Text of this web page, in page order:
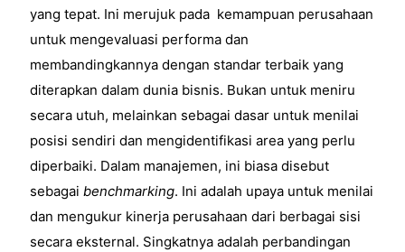
yang tepat. Ini merujuk pada kemampuan perusahaan
untuk mengevaluasi performa dan
membandingkannya dengan standar terbaik yang
diterapkan dalam dunia bisnis. Bukan untuk meniru
secara utuh, melainkan sebagai dasar untuk menilai
posisi sendiri dan mengidentifikasi area yang perlu
diperbaiki. Dalam manajemen, ini biasa disebut
sebagai benchmarking. Ini adalah upaya untuk menilai
dan mengukur kinerja perusahaan dari berbagai sisi
secara eksternal. Singkatnya adalah perbandingan